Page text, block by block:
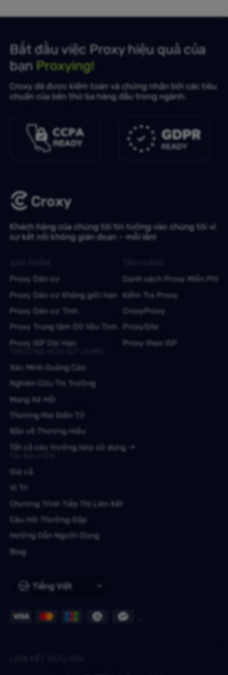
Bắt đầu việc Proxy hiệu quả của
bạn Proxying!
Croxy đã được kiểm toán và chứng nhận bởi các tiêu
chuẩn của bên thứ ba hàng đầu trong ngành.
Khách hàng của chúng tôi tin tưởng vào chúng tôi vì
sự kết nối không gián đoạn – mỗi lần!
Tiếng Việt
Proxy Dân cư
Proxy Dân cư Không giới hạn
Proxy Dân cư Tĩnh
Proxy Trung tâm Dữ liệu Tĩnh
Proxy ISP Dài Hạn
Danh sách Proxy Miễn Phí
Kiểm Tra Proxy
CroxyProxy
ProxySite
Proxy theo ISP
Xác Minh Quảng Cáo
Nghiên Cứu Thị Trường
Mạng Xã Hội
Thương Mại Điện Tử
Bảo vệ Thương Hiệu
Tất cả các trường hợp sử dụng
Giá cả
Vị Trí
Chương Trình Tiếp Thị Liên Kết
Câu Hỏi Thường Gặp
Hướng Dẫn Người Dùng
Blog